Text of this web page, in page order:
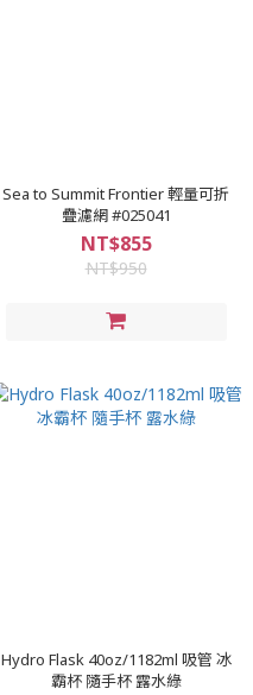
Sea to Summit Frontier 輕量可折
疊濾網 #025041
NT$855
NT$950
Hydro Flask 40oz/1182ml 吸管 冰
霸杯 隨手杯 露水綠